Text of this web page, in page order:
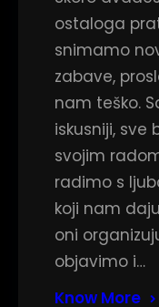
ostaloga
snimamo
zabave,
nam teško.
iskusniji, sve
svojim
radimo s
koji nam
oni
objavimo i…
Know More